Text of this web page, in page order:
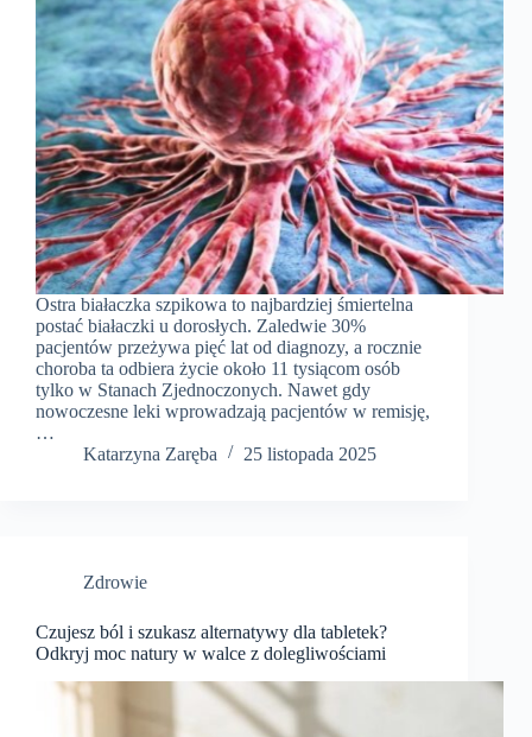
Ostra białaczka szpikowa to najbardziej śmiertelna
postać białaczki u dorosłych. Zaledwie 30%
pacjentów przeżywa pięć lat od diagnozy, a rocznie
choroba ta odbiera życie około 11 tysiącom osób
tylko w Stanach Zjednoczonych. Nawet gdy
nowoczesne leki wprowadzają pacjentów w remisję,
…
Katarzyna Zaręba
25 listopada 2025
Zdrowie
Czujesz ból i szukasz alternatywy dla tabletek?
Odkryj moc natury w walce z dolegliwościami